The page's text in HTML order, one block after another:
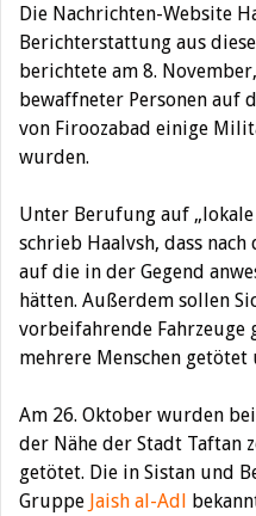
Die Nachrichten-Website
Berichterstattung aus
berichtete am 8.
bewaffneter Personen auf
von Firoozabad einige
wurden.
Unter Berufung auf
schrieb Haalvsh, dass
auf die in der Gegend
hätten. Außerdem sollen
vorbeifahrende Fahrzeuge
mehrere Menschen
Am 26. Oktober wurden
der Nähe der Stadt Taftan
getötet. Die in Sistan und
Gruppe Jaish al-Adl